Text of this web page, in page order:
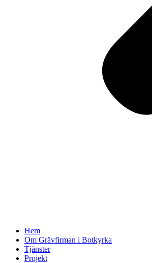
Hem
Om Grävfirman i Botkyrka
Tjänster
Projekt